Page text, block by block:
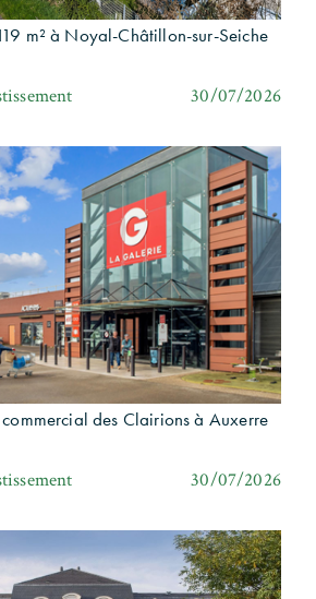
m² à Noyal-Châtillon-sur-Seiche
30/07/2026
des Clairions à Auxerre
30/07/2026